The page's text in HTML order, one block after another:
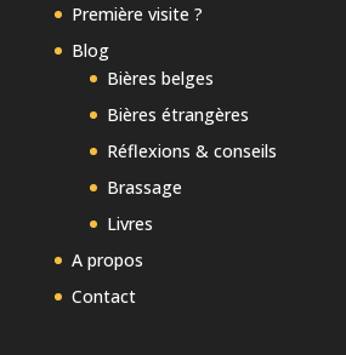
Première visite ?
Blog
Bières belges
Bières étrangères
Réflexions & conseils
Brassage
Livres
A propos
Contact